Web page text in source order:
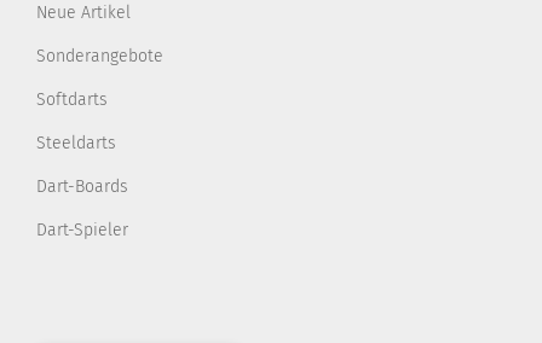
Neue Artikel
Sonderangebote
Softdarts
Steeldarts
Dart-Boards
Dart-Spieler